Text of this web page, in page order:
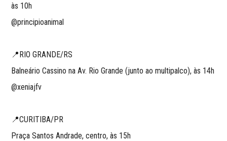
às 10h
@principioanimal
📍RIO GRANDE/RS
Balneário Cassino na Av. Rio Grande (junto ao multipalco), às 14h
@xeniajfv
📍CURITIBA/PR
Praça Santos Andrade, centro, às 15h